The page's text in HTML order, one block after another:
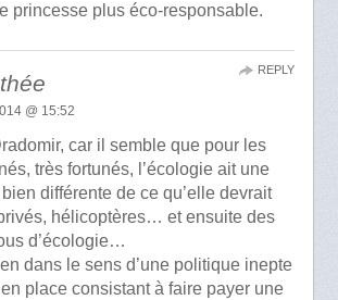
princesse plus éco-responsable.
@ 15:52
car il semble que pour les
très fortunés, l’écologie ait une
différente de ce qu’elle devrait
hélicoptères… et ensuite des
d’écologie…
dans le sens d’une politique inepte
place consistant à faire payer une
REPLY